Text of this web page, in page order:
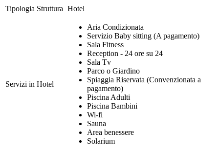
Tipologia Struttura Hotel
Servizi in Hotel
Aria Condizionata
Servizio Baby sitting (A pagamento)
Sala Fitness
Reception - 24 ore su 24
Sala Tv
Parco o Giardino
Spiaggia Riservata (Convenzionata a
pagamento)
Piscina Adulti
Piscina Bambini
Wi-fi
Sauna
Area benessere
Solarium